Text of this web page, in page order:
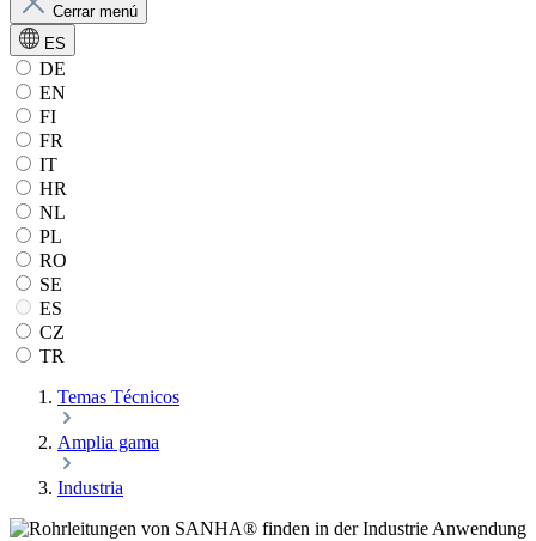
Cerrar menú
ES
DE
EN
FI
FR
IT
HR
NL
PL
RO
SE
ES
CZ
TR
Temas Técnicos
Amplia gama
Industria